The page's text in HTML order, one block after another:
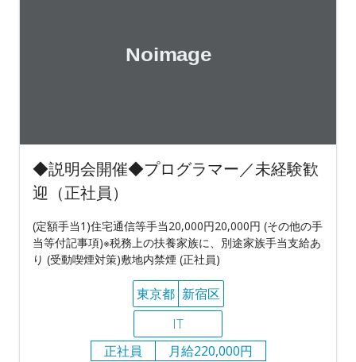
◆説明会開催◆プログラマー／未経験歓
迎（正社員）
(定額手当1)住宅通信等手当20,000円20,000円 (その他の手
当等付記事項)※税務上の扶養家族に、別途家族手当支給あ
り (受動喫煙対策)敷地内禁煙 (正社員)
東京都 新宿区
IT
正社員
月給220,000円